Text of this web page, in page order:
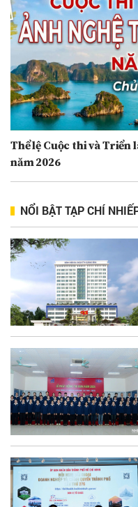
Thể lệ Cuộc thi và Triển
năm 2026
NỔI BẬT TẠP CHÍ